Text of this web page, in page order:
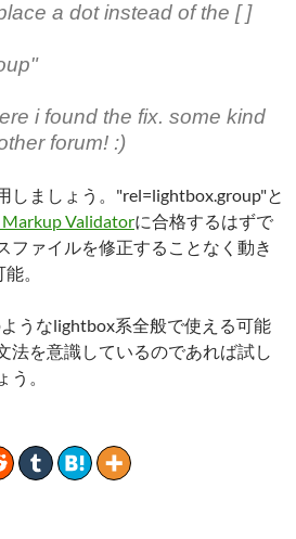
a dot instead of the [ ]
i found the fix. some kind
forum! :)
しましょう。"rel=lightbox.group"と
Validatorに合格するはずで
ファイルを修正することなく動き
。
うなlightbox系全般で使える可能
法を意識しているのであれば試し
。